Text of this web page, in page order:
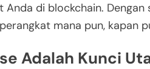
di blockchain. Dengan
mana pun, kapan
Adalah Kunci